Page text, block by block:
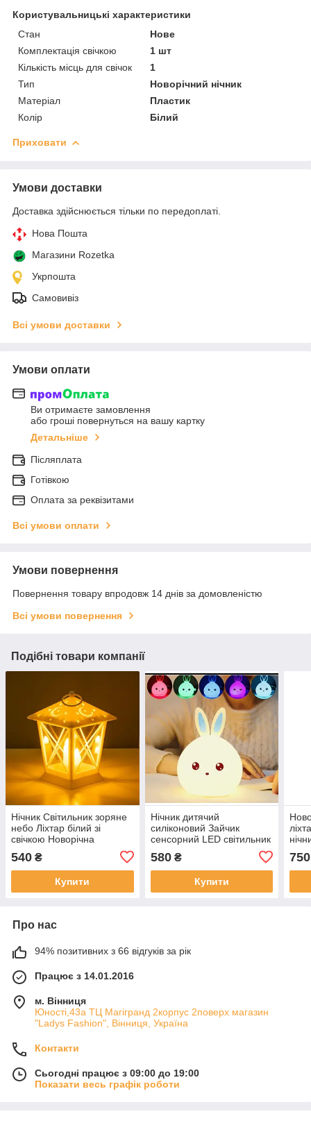
Користувальницькі характеристики
Стан
Нове
Комплектація свічкою
1 шт
Кількість місць для свічок
1
Тип
Новорічний нічник
Матеріал
Пластик
Колір
Білий
Приховати
Умови доставки
Доставка здійснюється тільки по передоплаті.
Нова Пошта
Магазини Rozetka
Укрпошта
Самовивіз
Всі умови доставки
Умови оплати
Ви отримаєте замовлення
або гроші повернуться на вашу картку
Детальніше
Післяплата
Готівкою
Оплата за реквізитами
Всі умови оплати
Умови повернення
Повернення товару впродовж 14 днів за домовленістю
Всі умови повернення
Подібні товари компанії
Нічник Світильник зоряне
небо Ліхтар білий зі
свічкою Новорічна
свічкою
540 ₴
Купити
Нічник дитячий
силіконовий Зайчик
сенсорний LED світильник
580₴
Купити
від
750
Про нас
94% позитивних з 66 відгуків за рік
Працює з 14.01.2016
м. Вінниця
Юності,43а ТЦ Магігранд 2корпус 2поверх магазин
"Ladys Fashion", Вінниця, Україна
Контакти
Сьогодні працює з 09:00 до 19:00
Показати весь графік роботи